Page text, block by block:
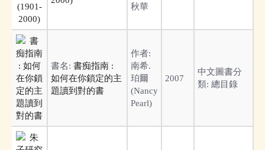
秋華
書名: 書痴指南 :
如何在你鎖定的主
題讀到對的書
作者:
南希.
珀爾
(Nancy
Pearl)
2007
中文圖書分
類: 總目錄